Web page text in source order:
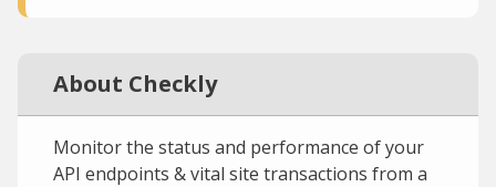
About Checkly
Monitor the status and performance of your
API endpoints & vital site transactions from a